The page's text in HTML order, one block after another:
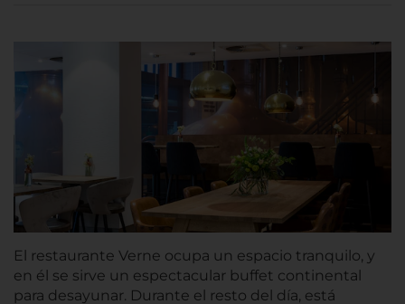
El restaurante Verne ocupa un espacio tranquilo, y
en él se sirve un espectacular buffet continental
para desayunar. Durante el resto del día, está